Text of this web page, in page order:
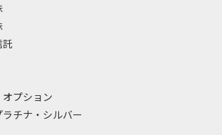
託
プション
ラチナ・シルバー